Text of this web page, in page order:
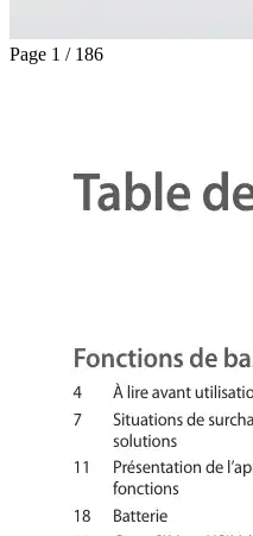
Page 1 / 186